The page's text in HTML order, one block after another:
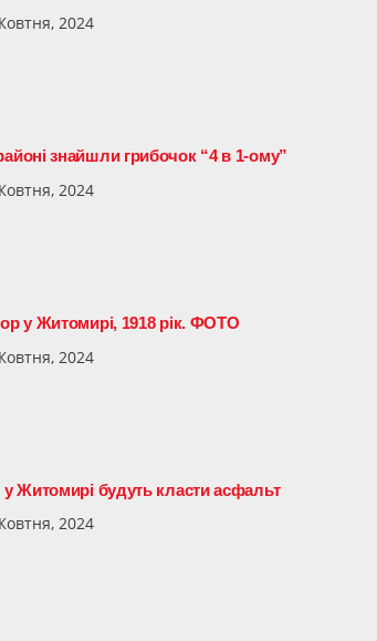
2024
знайшли грибочок “4 в 1-ому”
2024
у Житомирі, 1918 рік. ФОТО
2024
Житомирі будуть класти асфальт
2024